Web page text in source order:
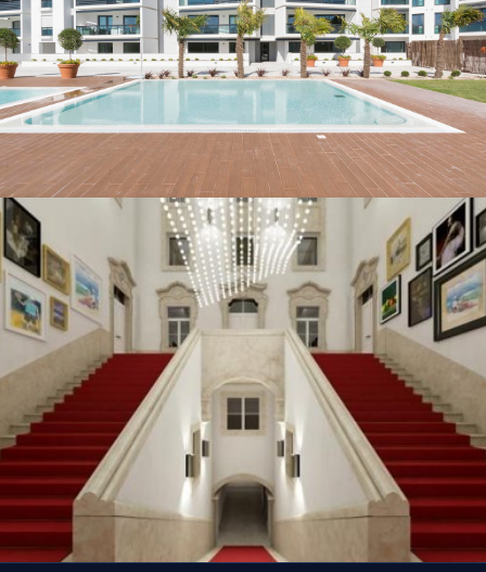
Carcavelos
HABITAÇÃO E COMÉRCIO
EDIFÍCIOS DIVERSOS